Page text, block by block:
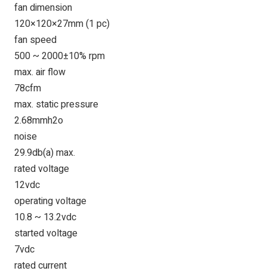
fan dimension
120×120×27mm (1 pc)
fan speed
500 ~ 2000±10% rpm
max. air flow
78cfm
max. static pressure
2.68mmh2o
noise
29.9db(a) max.
rated voltage
12vdc
operating voltage
10.8 ~ 13.2vdc
started voltage
7vdc
rated current